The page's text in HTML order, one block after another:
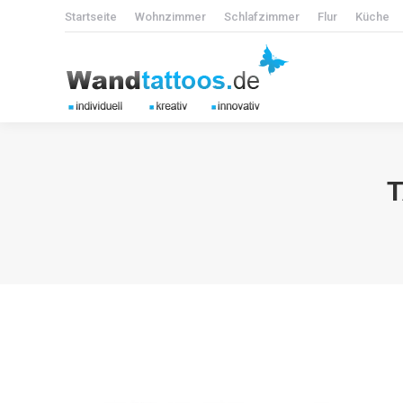
Startseite Wohnzimmer Schlafzimmer Flur Küche